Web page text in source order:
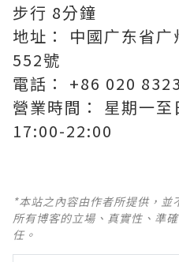
步行 8分鐘
地址： 中國广东省
552號
電話： +86 020
營業時間： 星期一
17:00-22:00
*本站之內容由作者所提供，
所有博客的立場、真實性、準
任。